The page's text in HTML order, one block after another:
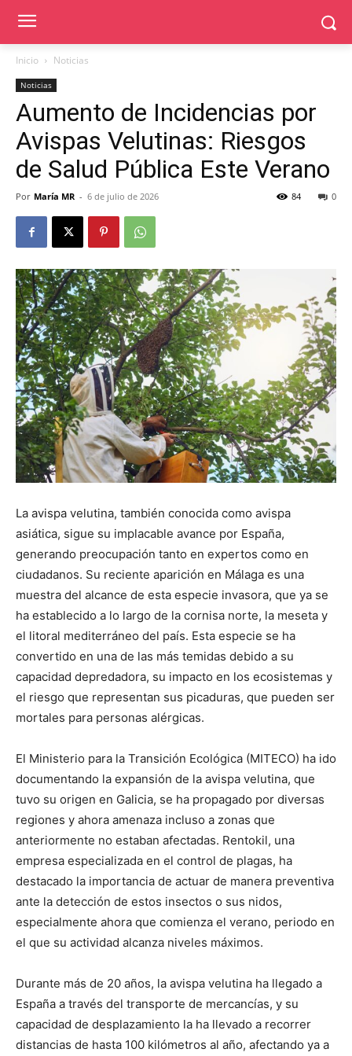
Inicio Noticias
Noticias
Aumento de Incidencias por
Avispas Velutinas: Riesgos
de Salud Pública Este Verano
Por María MR - 6 de julio de 2026 0
84
La avispa velutina, también conocida como avispa
asiática, sigue su implacable avance por España,
generando preocupación tanto en expertos como en
ciudadanos. Su reciente aparición en Málaga es una
muestra del alcance de esta especie invasora, que ya se
ha establecido a lo largo de la cornisa norte, la meseta y
el litoral mediterráneo del país. Esta especie se ha
convertido en una de las más temidas debido a su
capacidad depredadora, su impacto en los ecosistemas y
el riesgo que representan sus picaduras, que pueden ser
mortales para personas alérgicas.
El Ministerio para la Transición Ecológica (MITECO) ha ido
documentando la expansión de la avispa velutina, que
tuvo su origen en Galicia, se ha propagado por diversas
regiones y ahora amenaza incluso a zonas que
anteriormente no estaban afectadas. Rentokil, una
empresa especializada en el control de plagas, ha
destacado la importancia de actuar de manera preventiva
ante la detección de estos insectos o sus nidos,
especialmente ahora que comienza el verano, periodo en
el que su actividad alcanza niveles máximos.
Durante más de 20 años, la avispa velutina ha llegado a
España a través del transporte de mercancías, y su
capacidad de desplazamiento la ha llevado a recorrer
distancias de hasta 100 kilómetros al año, afectando ya a